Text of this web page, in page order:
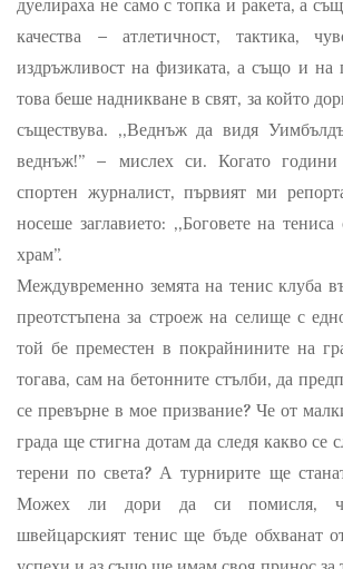
дуелираха не само с топка и ракета, а
качества – атлетичност, тактика,
издръжливост на физиката, а също и на
това беше надникване в свят, за който
съществува. ,,Веднъж да видя
веднъж!” – мислех си. Когато години
спортен журналист, първият ми
носеше заглавието: ,,Боговете на
храм”.
Междувременно земята на тенис клуба
преотстъпена за строеж на селище с
той бе преместен в покрайнините на
тогава, сам на бетонните стълби, да
се превърне в мое призвание? Че от
града ще стигна дотам да следя какво се
терени по света? А турнирите ще
Можех ли дори да си помисля,
швейцарският тенис ще бъде обхванат